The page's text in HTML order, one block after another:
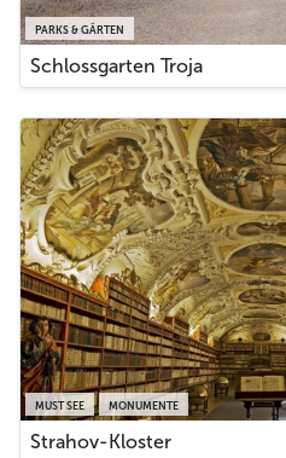
PARKS & GÄRTEN
Schlossgarten Troja
MUST SEE MONUMENTE
Strahov-Kloster